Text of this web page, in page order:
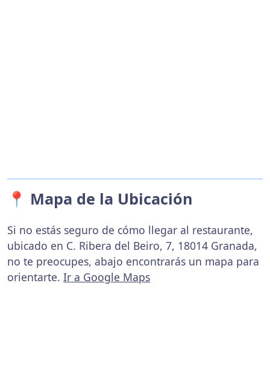
📍 Mapa de la Ubicación
Si no estás seguro de cómo llegar al restaurante,
ubicado en C. Ribera del Beiro, 7, 18014 Granada,
no te preocupes, abajo encontrarás un mapa para
orientarte. Ir a Google Maps